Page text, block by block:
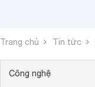
Trang chủ Tin tức
Công nghệ